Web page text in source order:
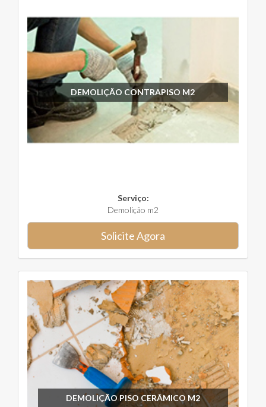
DEMOLIÇÃO CONTRAPISO M2
Serviço:
Demolição m2
Solicite Agora
DEMOLIÇÃO PISO CERÂMICO M2